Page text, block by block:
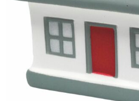
Outdoor en vrije tijd
Gereedschap en veiligheid
Snoepgoed
Home en living